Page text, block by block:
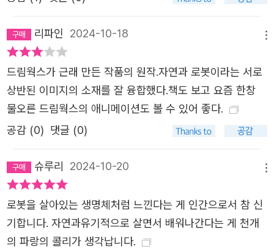
리파인 2024-10-18
드림웍스가 근래 만든 작품의 원작.자연과 로봇이라는 서로
상반된 이미지의 소재를 잘 융합했다.책도 보고 요즘 한창
물오른 드림웍스의 애니메이션도 볼 수 있어 좋다.
공감 (0) 댓글 (0)
슈루리 2024-10-20
로봇을 살아있는 생명체처럼 느낀다는 게 인간으로서 참 신
기합니다. 자연과유기적으로 살면서 배워나간다는 게 천개
의 파랑의 콜리가 생각납니다.